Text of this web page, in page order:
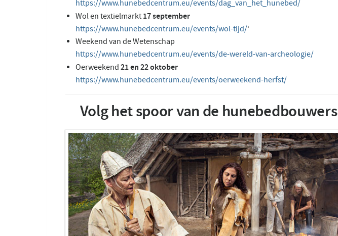
https://www.hunebedcentrum.eu/events/dag_van_het_hunebed/
Wol en textielmarkt 17 september
https://www.hunebedcentrum.eu/events/wol-tijd/‘
Weekend van de Wetenschap
https://www.hunebedcentrum.eu/events/de-wereld-van-archeologie/
Oerweekend 21 en 22 oktober
https://www.hunebedcentrum.eu/events/oerweekend-herfst/
Volg het spoor van de hunebedbouwers